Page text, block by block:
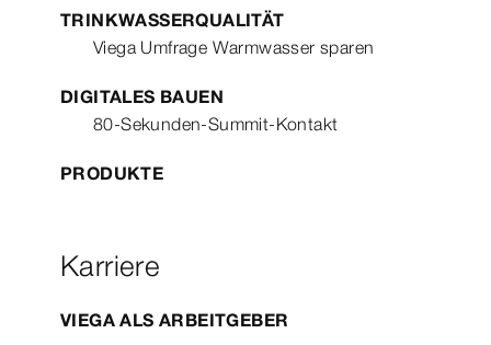
TRINKWASSERQUALITÄT
Viega Umfrage Warmwasser sparen
DIGITALES BAUEN
80-Sekunden-Summit-Kontakt
PRODUKTE
Karriere
VIEGA ALS ARBEITGEBER